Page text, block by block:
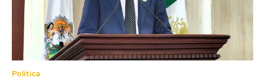
Política